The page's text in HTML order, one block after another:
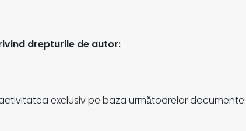
drepturile de autor:
exclusiv pe baza următoarelor documente: